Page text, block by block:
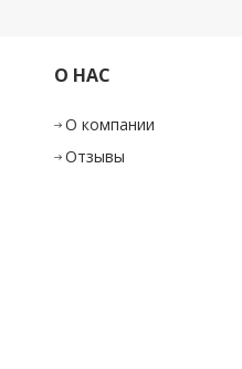
О НАС
О компании
Отзывы